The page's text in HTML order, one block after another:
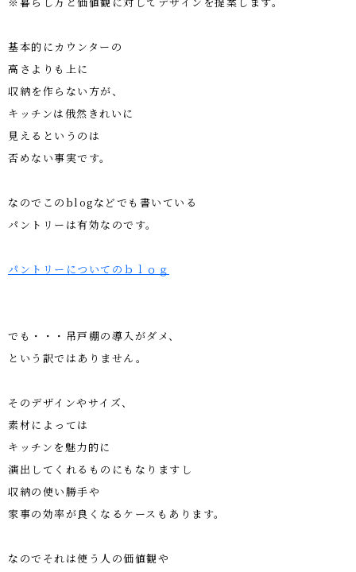
基本的にカウンターの
高さよりも上に
収納を作らない方が、
キッチンは俄然きれいに
見えるというのは
否めない事実です。
なのでこのblogなどでも書いている
パントリーは有効なのです。
パントリーについてのｂｌｏｇ
でも・・・吊戸棚の導入がダメ、
という訳ではありません。
そのデザインやサイズ、
素材によっては
キッチンを魅力的に
演出してくれるものにもなりますし
収納の使い勝手や
家事の効率が良くなるケースもあります。
なのでそれは使う人の価値観や